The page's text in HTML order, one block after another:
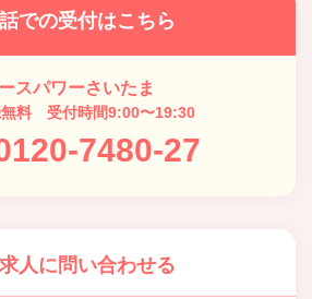
での受付はこちら
スパワーさいたま
無料 受付時間9:00〜19:30
7480-27
人に問い合わせる